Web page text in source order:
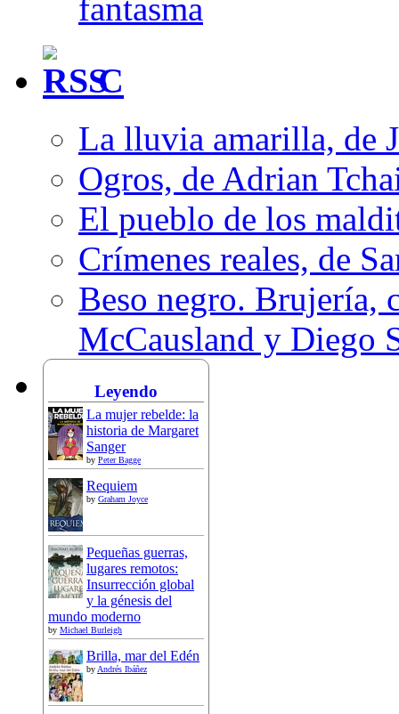
fantasma
C
La lluvia amarilla, de
Ogros, de Adrian
El pueblo de los
Crímenes reales, de
Beso negro. Brujería,
McCausland y Diego
Leyendo
La mujer rebelde: la
historia de Margaret
Sanger
by Peter Bagge
Requiem
by Graham Joyce
Pequeñas guerras,
lugares remotos:
Insurrección global
y la génesis del
mundo moderno
by Michael Burleigh
Brilla, mar del Edén
byAndrés Ibáñez